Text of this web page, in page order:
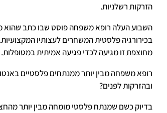
הזרקות רשלניות.
השבוע העלה רופא משפחה פוסט שבו כתב שהוא
בכירורגיה פלסטית המשחרים לעצותיו
מחוצפת זו מגיעה לכדי פגיעה אמיתית במטופלות.
רופא משפחה מבין יותר ממנתחים פלסטיים
ובהזרקות לפנים?
בדיוק כשם שמנתח פלסטי מומחה מבין יותר